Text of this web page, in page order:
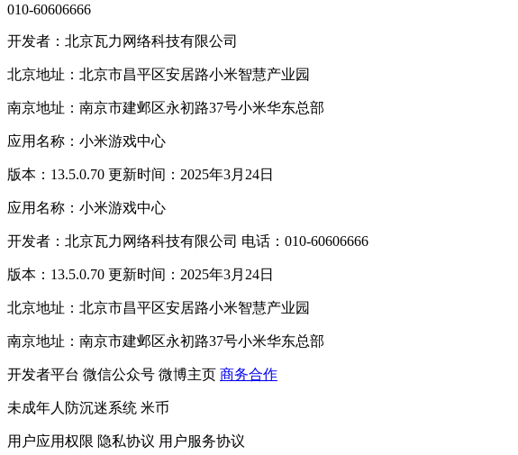
010-60606666
开发者：北京瓦力网络科技有限公司
北京地址：北京市昌平区安居路小米智慧产业园
南京地址：南京市建邺区永初路37号小米华东总部
应用名称：小米游戏中心
版本：13.5.0.70 更新时间：2025年3月24日
应用名称：小米游戏中心
开发者：北京瓦力网络科技有限公司 电话：010-60606666
版本：13.5.0.70 更新时间：2025年3月24日
北京地址：北京市昌平区安居路小米智慧产业园
南京地址：南京市建邺区永初路37号小米华东总部
开发者平台 微信公众号 微博主页 商务合作
未成年人防沉迷系统 米币
用户应用权限 隐私协议 用户服务协议